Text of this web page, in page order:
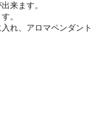
来ます。
。
れ、アロマペンダント